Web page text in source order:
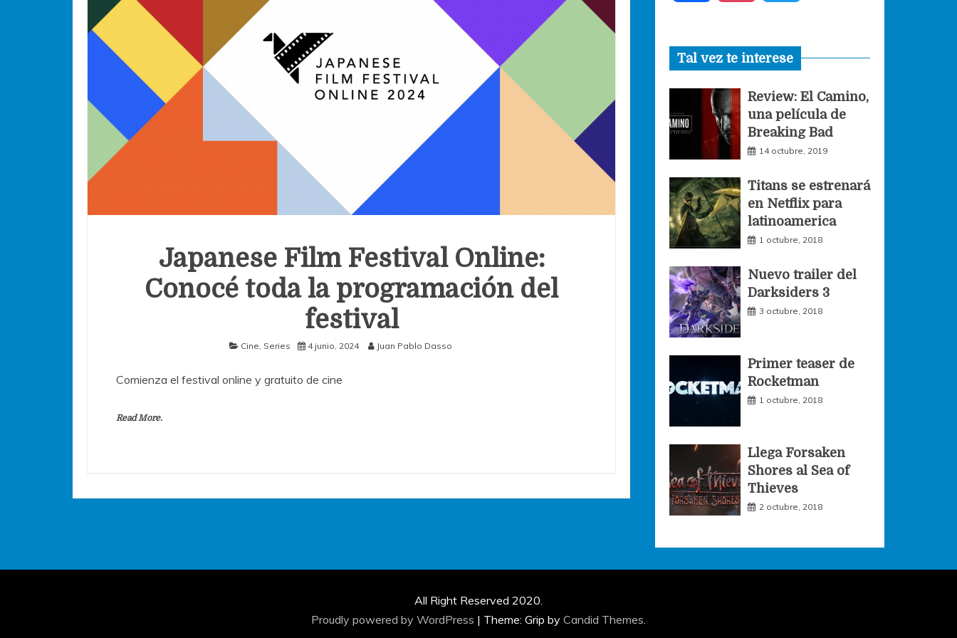
Japanese Film Festival Online:
Conocé toda la programación del
festival
Cine, Series 4 junio, 2024 Juan Pablo Dasso
Comienza el festival online y gratuito de cine
Read More.
c
e
b
o
o
s
t
a
g
r
m
i
t
t
r
Tal vez te interese
Review: El Camino,
una película de
Breaking Bad
14 octubre, 2019
Titans se estrenará
en Netflix para
latinoamerica
1 octubre, 2018
Nuevo trailer del
Darksiders 3
3 octubre, 2018
Primer teaser de
Rocketman
1 octubre, 2018
Llega Forsaken
Shores al Sea of
Thieves
2 octubre, 2018
All Right Reserved 2020.
Proudly powered by WordPress | Theme: Grip by Candid Themes.